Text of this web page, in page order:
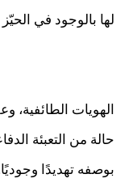
لها بالوجود في الحيّز
الهويات الطائفية،
حالة من التعبئة
بوصفه تهديدًا